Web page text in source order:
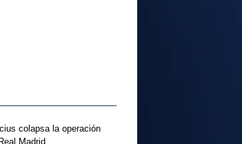
colapsa la operación
Madrid